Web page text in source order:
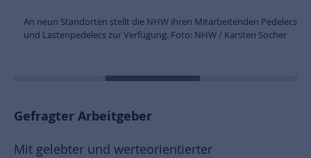
An neun Standorten stellt die NHW ihren Mitarbeitenden Pedelecs
und Lastenpedelecs zur Verfügung. Foto: NHW / Karsten Socher
Gefragter Arbeitgeber
Mit gelebter und werteorientierter